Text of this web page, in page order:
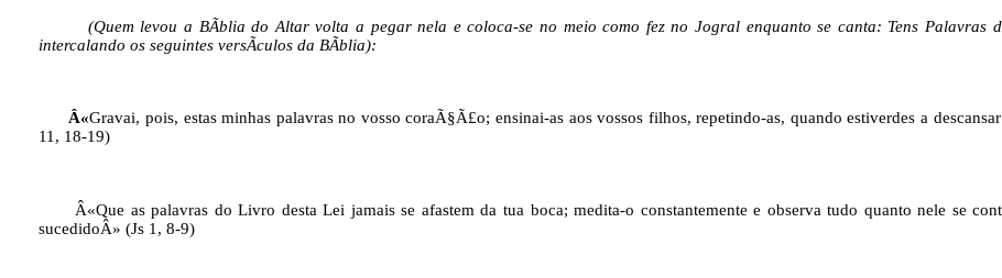
(Quem levou a BÃ­blia do Altar volta a pegar nela e coloca-se no meio como fez no Jogral enquanto se canta: Tens Palavras
intercalando os seguintes versÃ­culos da BÃ­blia):
Â«Gravai, pois, estas minhas palavras no vosso coraÃ§Ã£o; ensinai-as aos vossos filhos, repetindo-as, quando estiverdes a
11, 18-19)
Â«Que as palavras do Livro desta Lei jamais se afastem da tua boca; medita-o constantemente e observa tudo quanto nele se
sucedidoÂ» (Js 1, 8-9)